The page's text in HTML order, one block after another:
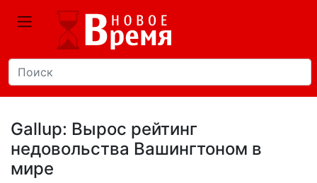
Gallup: Вырос рейтинг
недовольства Вашингтоном в
мире